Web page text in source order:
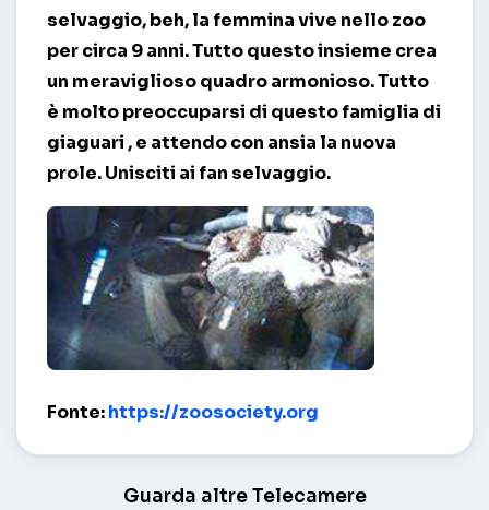
selvaggio, beh, la femmina vive nello zoo
per circa 9 anni. Tutto questo insieme crea
un meraviglioso quadro armonioso. Tutto
è molto preoccuparsi di questofamiglia di
giaguari, e attendo con ansia la nuova
prole. Unisciti ai fan selvaggio.
Fonte:https://zoosociety.org
Guarda altre Telecamere